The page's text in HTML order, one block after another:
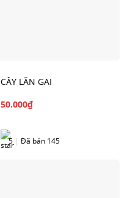
CÂY LĂN GAI
50.000₫
5 | Đã bán 145